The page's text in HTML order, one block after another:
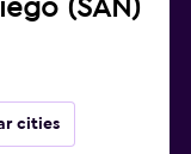
(SAN)
cities